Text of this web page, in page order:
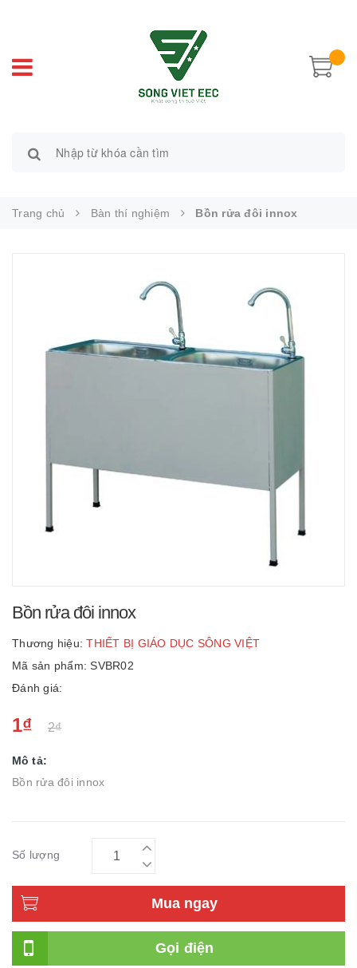
Trang chủ Bàn thí nghiệm Bồn rửa đôi innox
Bồn rửa đôi innox
Thương hiệu: THIẾT BỊ GIÁO DỤC SÔNG VIỆT
Mã sản phẩm: SVBR02
Đánh giá:
1₫ 2₫
Mô tả:
Bồn rửa đôi innox
Số lượng
Mua ngay
Gọi điện